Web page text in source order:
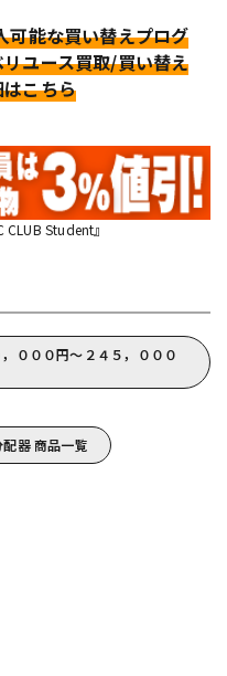
可能な買い替えプログ
ユース買取/買い替え
こちら
Student』
０００円～２４５，０００
器 商品一覧